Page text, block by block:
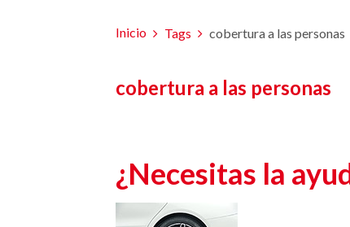
Inicio Tags cobertura a las personas
cobertura a las personas
¿Necesitas la